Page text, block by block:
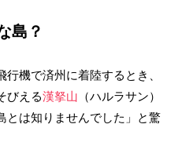
島？
機で済州に着陸するとき、
びえる漢拏山 （ハルラサン）
とは知りませんでした」と驚